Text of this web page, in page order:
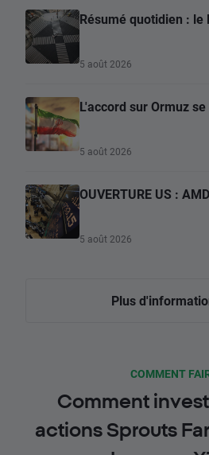
Résumé quotidien :
5 août 2026
L'accord sur Ormuz
5 août 2026
OUVERTURE US :
5 août 2026
Plus
COMMENT
Comment
actions Sprouts